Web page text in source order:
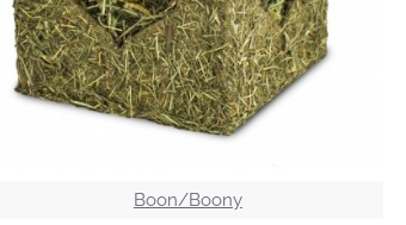
Boon/Boony